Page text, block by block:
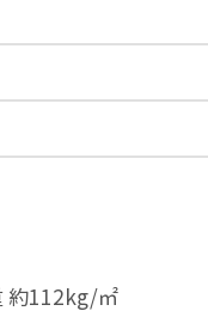
約112kg/㎡